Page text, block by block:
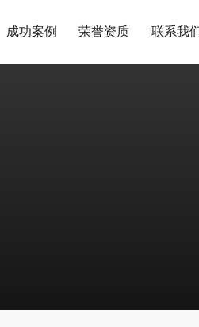
成功案例 荣誉资质 联系我